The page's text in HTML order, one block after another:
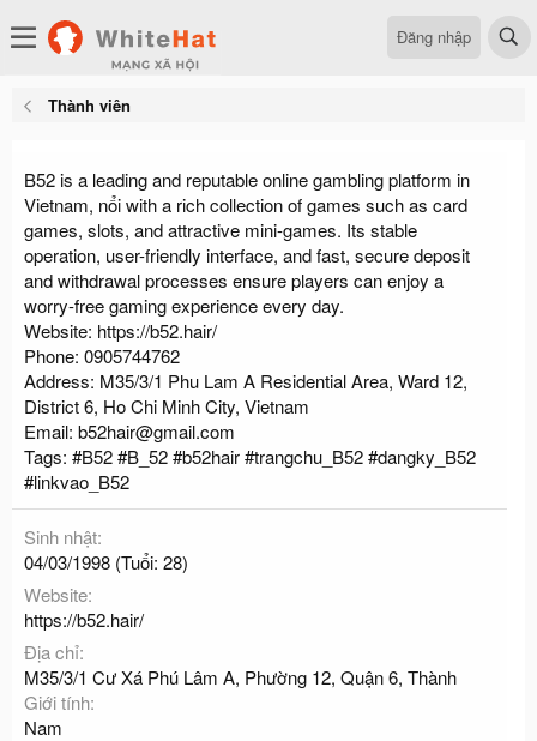
Đăng nhập
Thành viên
B52 is a leading and reputable online gambling platform in
Vietnam, nổi with a rich collection of games such as card
games, slots, and attractive mini-games. Its stable
operation, user-friendly interface, and fast, secure deposit
and withdrawal processes ensure players can enjoy a
worry-free gaming experience every day.
Website: https://b52.hair/
Phone: 0905744762
Address: M35/3/1 Phu Lam A Residential Area, Ward 12,
District 6, Ho Chi Minh City, Vietnam
Email: b52hair@gmail.com
Tags: #B52 #B_52 #b52hair #trangchu_B52 #dangky_B52
#linkvao_B52
Sinh nhật
04/03/1998 (Tuổi: 28)
Website
https://b52.hair/
Địa chỉ
M35/3/1 Cư Xá Phú Lâm A, Phường 12, Quận 6, Thành
Giới tính
Nam